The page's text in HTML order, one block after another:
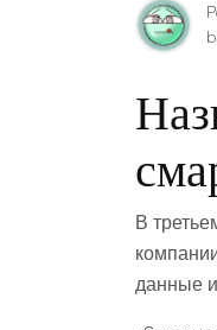
В
данные